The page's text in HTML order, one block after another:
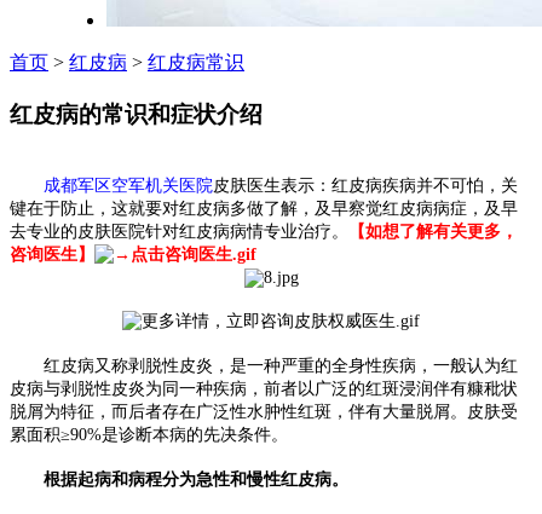
首页 > 红皮病 > 红皮病常识
红皮病的常识和症状介绍
成都军区空军机关 医院皮肤医生表示：红皮病疾病并不可怕，关
键在于防止，这就要对红皮病多做了解，及早察觉红皮病病症，及早
去专业的皮肤医院针对红皮病病情专业治疗。
【如想了解有关更多，
咨询医生】
红皮病又称剥脱性皮炎，是一种严重的全身性疾病，一般认为红
皮病与剥脱性皮炎为同一种疾病，前者以广泛的红斑浸润伴有糠秕状
脱屑为特征，而后者存在广泛性水肿性红斑，伴有大量脱屑。皮肤受
累面积≥90%是诊断本病的先决条件。
根据起病和病程分为急性和慢性红皮病。